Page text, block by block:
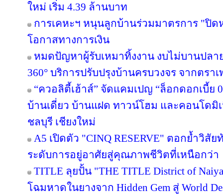
ใหม่ เริ่ม 4.39 ล้านบาท
การเคหะฯ หนุนลูกบ้านร่วมมาตรการ "ปิ
โอกาสทางการเงิน
หมดปัญหาผู้รับเหมาทิ้งงาน งบไม่บานปลาย
360° บริการปรับปรุงบ้านครบวงจร จากตรา
“ควอลิตี้เฮ้าส์” จัดแคมเปญ “ล็อกดอกเบี้ย
บ้านเดี่ยว บ้านแฝด ทาวน์โฮม และคอนโดมิ
ชลบุรี เชียงใหม่
A5 เปิดตัว "CINQ RESERVE" ตอกย้ำวิสัย
ระดับการอยู่อาศัยสู่คุณภาพชีวิตที่เหนือกว่า
TITLE ลุยปั้น "THE TITLE District of
โฉมหาดในยางจาก Hidden Gem สู่ World